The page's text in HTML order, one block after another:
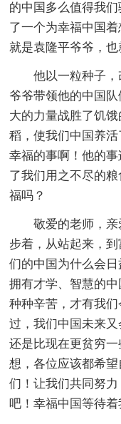
的中国多么值得我
了一个为幸福中国
就是袁隆平爷爷，也
他以一粒种子
爷爷带领他的中国
大的力量战胜了饥
稻，使我们中国养
幸福的事啊！他的
了我们用之不尽的
福吗？
敬爱的老师，
步着，从站起来，
们的中国为什么会
拥有才学、智慧的
种种辛苦，才有我
过，我们中国未来
还是比现在更贫穷
想，各位应该都希
们！让我们共同努
吧！幸福中国等待